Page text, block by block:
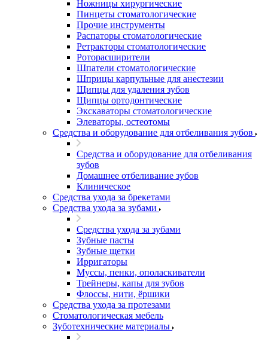
Ножницы хирургические
Пинцеты стоматологические
Прочие инструменты
Распаторы стоматологические
Ретракторы стоматологические
Роторасширители
Шпатели стоматологические
Шприцы карпульные для анестезии
Щипцы для удаления зубов
Щипцы ортодонтические
Экскаваторы стоматологические
Элеваторы, остеотомы
Средства и оборудование для отбеливания зубов
Средства и оборудование для отбеливания
зубов
Домашнее отбеливание зубов
Клиническое
Средства ухода за брекетами
Средства ухода за зубами
Средства ухода за зубами
Зубные пасты
Зубные щетки
Ирригаторы
Муссы, пенки, ополаскиватели
Трейнеры, капы для зубов
Флоссы, нити, ёршики
Средства ухода за протезами
Стоматологическая мебель
Зуботехнические материалы